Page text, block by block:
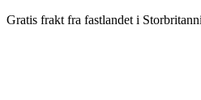
Gratis frakt fra fastlandet i